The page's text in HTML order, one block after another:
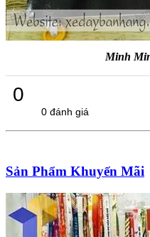
Minh
0
0 đánh giá
Sản Phẩm Khuyến Mãi